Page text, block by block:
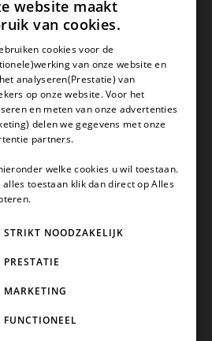
PA Udeninfo(@)koffie-
782 5578KvK 67529623 Btw:
website maakt
van cookies.
cookies voor de
van onze website en
analyseren(Prestatie) van
op onze website. Voor het
en meten van onze advertenties
delen we gegevens met onze
partners.
welke cookies u wil toestaan.
alles toestaan klik dan direct op Alles
STRIKT NOODZAKELIJK
PRESTATIE
MARKETING
FUNCTIONEEL